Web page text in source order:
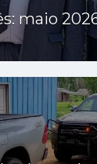
maio